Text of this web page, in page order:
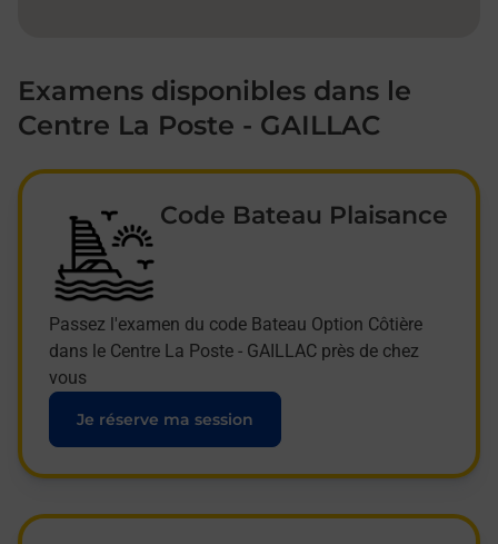
Examens disponibles dans le
Centre La Poste - GAILLAC
Code Bateau Plaisance
Passez l'examen du code Bateau Option Côtière
dans le Centre La Poste - GAILLAC près de chez
vous
Je réserve ma session